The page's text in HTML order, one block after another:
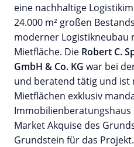
eine nachhaltige
24.000 m² großen
moderner Logistikneubau
Mietfläche. Die Robert C.
GmbH & Co. KG war bei
und beratend tätig und
Mietflächen exklusiv
Market Akquise des
Grundstein für das